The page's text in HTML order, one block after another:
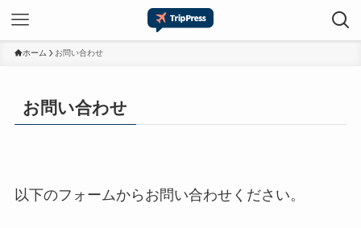
ホーム お問い合わせ
お問い合わせ
以下のフォームからお問い合わせください。